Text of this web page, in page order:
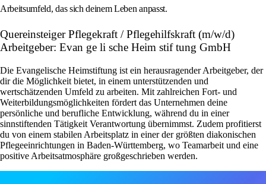
Arbeitsumfeld, das sich deinem Leben anpasst.
Quereinsteiger Pflegekraft / Pflegehilfskraft (m/w/d)
Arbeitgeber: Evan ge li sche Heim stif tung GmbH
Die Evangelische Heimstiftung ist ein herausragender Arbeitgeber, der
dir die Möglichkeit bietet, in einem unterstützenden und
wertschätzenden Umfeld zu arbeiten. Mit zahlreichen Fort- und
Weiterbildungsmöglichkeiten fördert das Unternehmen deine
persönliche und berufliche Entwicklung, während du in einer
sinnstiftenden Tätigkeit Verantwortung übernimmst. Zudem profitierst
du von einem stabilen Arbeitsplatz in einer der größten diakonischen
Pflegeeinrichtungen in Baden-Württemberg, wo Teamarbeit und eine
positive Arbeitsatmosphäre großgeschrieben werden.